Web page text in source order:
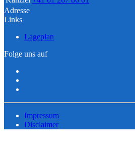
Adresse
Links
Lageplan
Folge uns auf
Impressum
Disclaimer